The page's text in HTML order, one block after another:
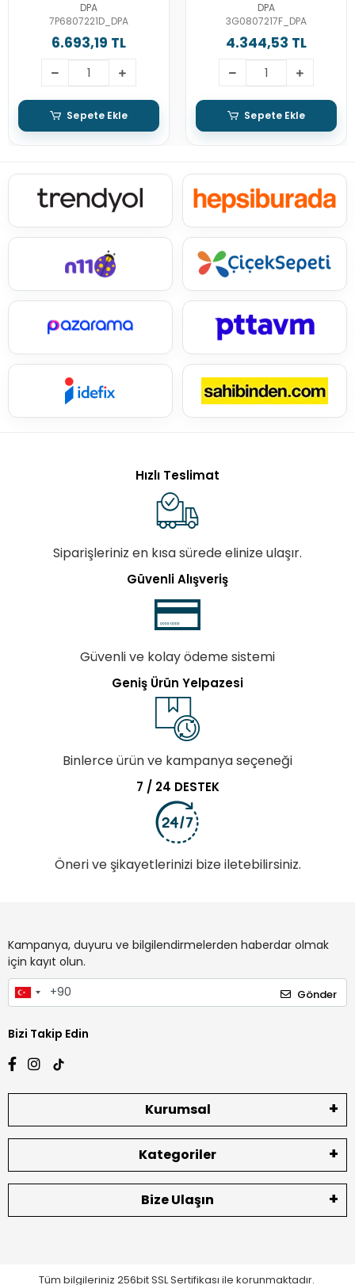
DPA
7P6807221D_DPA
6.693,19 TL
Sepete Ekle
DPA
3G0807217F_DPA
4.344,53 TL
Sepete Ekle
Hızlı Teslimat
Siparişleriniz en kısa sürede elinize ulaşır.
Güvenli Alışveriş
Güvenli ve kolay ödeme sistemi
Geniş Ürün Yelpazesi
Binlerce ürün ve kampanya seçeneği
7 / 24 DESTEK
Öneri ve şikayetlerinizi bize iletebilirsiniz.
Kampanya, duyuru ve bilgilendirmelerden haberdar olmak
için kayıt olun.
Gönder
Bizi Takip Edin
Kurumsal
Kategoriler
Bize Ulaşın
Tüm bilgileriniz 256bit SSL Sertifikası ile korunmaktadır.